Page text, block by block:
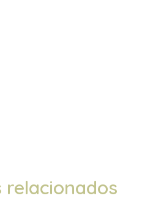
relacionados